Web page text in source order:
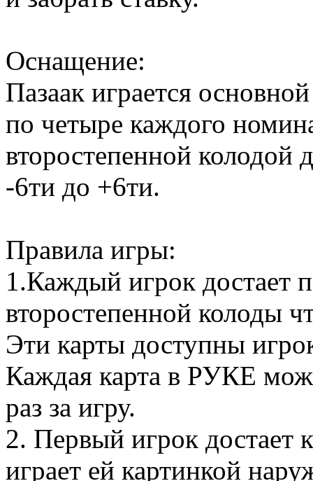
Оснащение:
Пазаак играется
по четыре каждого
второстепенной колодой
-6ти до +6ти.
Правила игры:
1.Каждый игрок достает
второстепенной колоды
Эти карты доступны
Каждая карта в РУКЕ
раз за игру.
2. Первый игрок достает
играет ей картинкой